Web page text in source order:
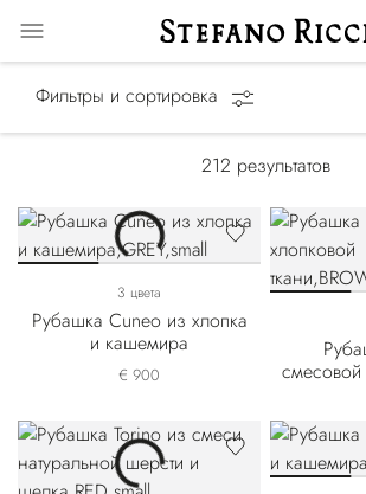
Фильтры и сортировка
212 результатов
3 цвета
Рубашка Cuneo из хлопка
и кашемира
€ 900
смесовой